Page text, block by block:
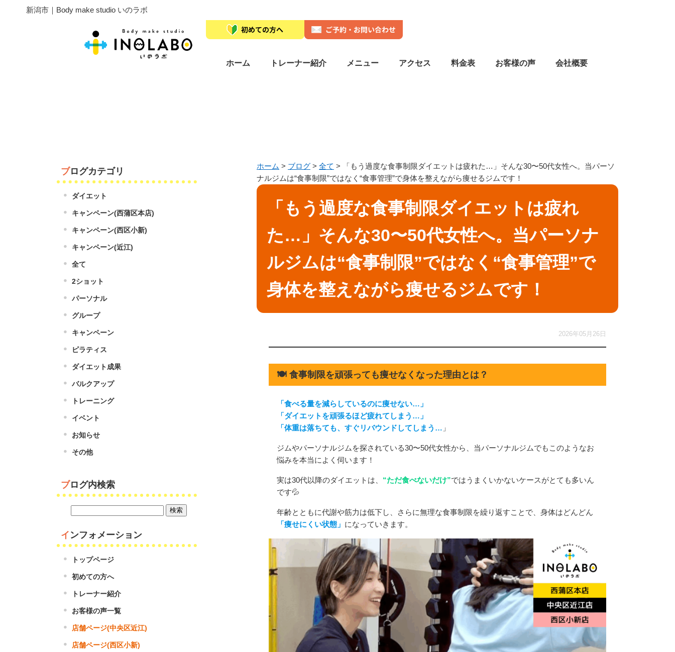
新潟市｜Body make studio いのラボ
ホーム トレーナー紹介 メニュー アクセス 料金表 お客様の声 会社概要
ホーム > ブログ > 全て >
「もう過度な食事制限ダイエットは疲れた…」そんな30〜50代女性へ。当パーソ
ナルジムは“食事制限”ではなく“食事管理”で身体を整えながら痩せるジムです！
「もう過度な食事制限ダイエットは疲れ
た…」そんな30〜50代女性へ。当パーソナ
ルジムは“食事制限”ではなく“食事管理”で
身体を整えながら痩せるジムです！
2026年05月26日
🍽️ 食事制限を頑張っても痩せなくなった理由とは？
「食べる量を減らしているのに痩せない…」
「ダイエットを頑張るほど疲れてしまう…」
「体重は落ちても、すぐリバウンドしてしまう… 」
ジムやパーソナルジムを探されている30〜50代女性から、当パーソナルジムでもこのようなお
悩みを本当によく伺います！
実は30代以降のダイエットは、 “ただ食べないだけ”ではうまくいかないケースがとても多いん
です💦
年齢とともに代謝や筋力は低下し、さらに無理な食事制限を繰り返すことで、身体はどんどん
「痩せにくい状態」 になっていきます。
ブログカテゴリ
ダイエット
キャンペーン(西蒲区本店)
キャンペーン(西区小新)
キャンペーン(近江)
全て
2ショット
パーソナル
グループ
キャンペーン
ピラティス
ダイエット成果
バルクアップ
トレーニング
イベント
お知らせ
その他
ブログ内検索
インフォメーション
トップページ
初めての方へ
トレーナー紹介
お客様の声一覧
店舗ページ(中央区近江)
店舗ページ(西区小新)